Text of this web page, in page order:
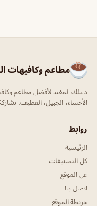
مطاعم وكافيهات
دليلك المفيد لأفضل مطاعم
الأحساء، الجبيل، القطيف.
روابط
الرئيسية
كل التصنيفات
عن الموقع
اتصل بنا
خريطة الموقع